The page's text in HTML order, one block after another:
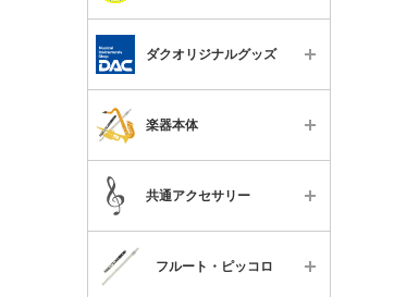
すべて
ダクオリジナルグッズ
すべて
木管楽器用グッズ
金管楽器用グッズ
《DAC主催》コンサートチケ
楽器本体
ピッコロ
共通アクセサリー
すべて
フルート・ピッコロ